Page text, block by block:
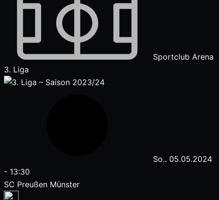
Sportclub Arena
3. Liga
So.. 05.05.2024
- 13:30
SC Preußen Münster